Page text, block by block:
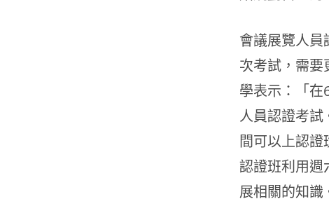
會議展覽人
次考試，需
學表示：「
人員認證考
間可以上認證
認證班利用週
展相關的知